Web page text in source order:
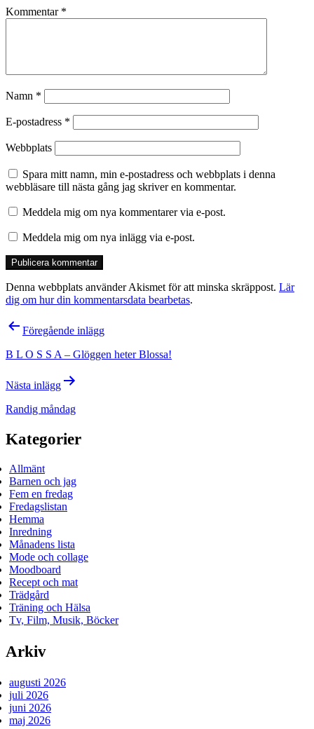
Kommentar *
Namn *
E-postadress *
Webbplats
Spara mitt namn, min e-postadress och webbplats i denna
webbläsare till nästa gång jag skriver en kommentar.
Meddela mig om nya kommentarer via e-post.
Meddela mig om nya inlägg via e-post.
Denna webbplats använder Akismet för att minska skräppost. Lär
dig om hur din kommentarsdata bearbetas.
Inläggsnavigering
Föregående inlägg
B L O S S A – Glöggen heter Blossa!
Nästa inlägg
Randig måndag
Kategorier
Allmänt
Barnen och jag
Fem en fredag
Fredagslistan
Hemma
Inredning
Månadens lista
Mode och collage
Moodboard
Recept och mat
Trädgård
Träning och Hälsa
Tv, Film, Musik, Böcker
Arkiv
augusti 2026
juli 2026
juni 2026
maj 2026